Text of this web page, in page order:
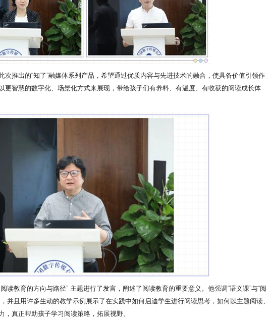
次推出的“知了”融媒体系列产品，希望通过优质内容与先进技术的融合，使具备价值引领作
更智慧的数字化、场景化方式来展现，带给孩子们有养料、有温度、有收获的阅读成长体
读教育的方向与路径” 主题进行了发言，阐述了阅读教育的重要意义。他强调“语文课”与“阅
并且用许多生动的教学示例展示了在实践中如何启迪学生进行阅读思考，如何以主题阅读、
真正帮助孩子学习阅读策略，拓展视野。